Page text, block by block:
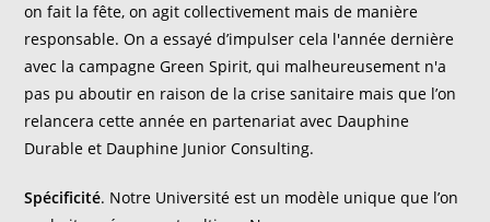
on fait la fête, on agit collectivement mais de manière
responsable. On a essayé d’impulser cela l'année dernière
avec la campagne Green Spirit, qui malheureusement n'a
pas pu aboutir en raison de la crise sanitaire mais que l’on
relancera cette année en partenariat avec Dauphine
Durable et Dauphine Junior Consulting.
Spécificité. Notre Université est un modèle unique que l’on